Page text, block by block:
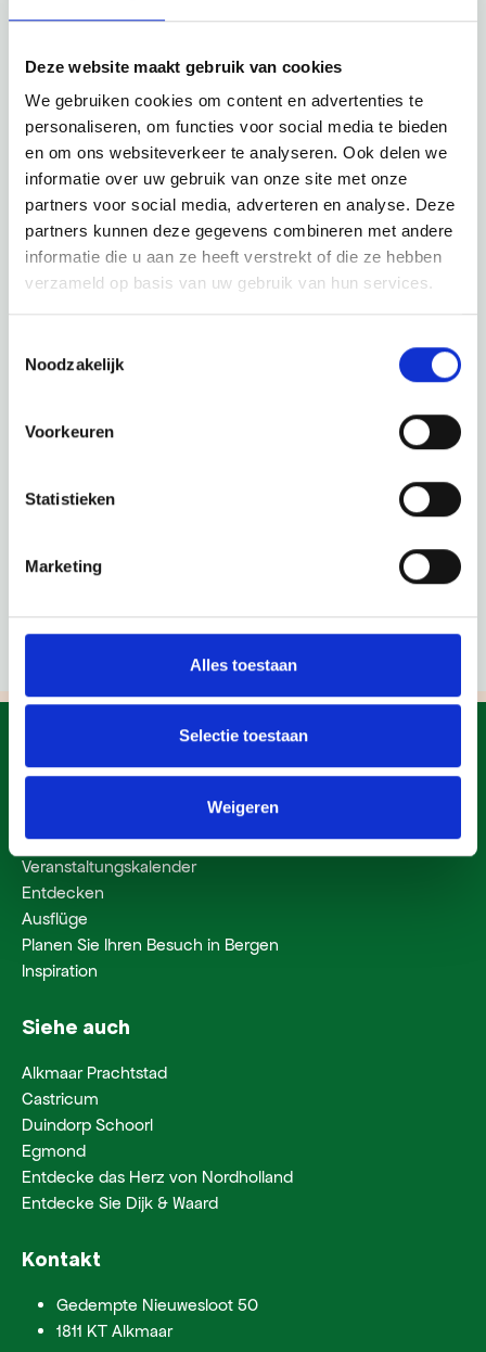
Deze website maakt gebruik van cookies
We gebruiken cookies om content en advertenties te
personaliseren, om functies voor social media te bieden
en om ons websiteverkeer te analyseren. Ook delen we
informatie over uw gebruik van onze site met onze
partners voor social media, adverteren en analyse. Deze
partners kunnen deze gegevens combineren met andere
informatie die u aan ze heeft verstrekt of die ze hebben
verzameld op basis van uw gebruik van hun services.
Noodzakelijk
Voorkeuren
Statistieken
Marketing
Alles toestaan
Selectie toestaan
Weigeren
Schau auch mal
Entdecke den Rest der Region! Schau dir die anderen
Websites an, um zu sehen, was diese wunderschöne
Umgebung noch zu bieten hat.
Veranstaltungskalender
Entdecken
Ausflüge
Planen Sie Ihren Besuch in Bergen
Inspiration
Siehe auch
Alkmaar Prachtstad
Castricum
Duindorp Schoorl
Egmond
Entdecke das Herz von Nordholland
Entdecke Sie Dijk & Waard
Kontakt
Gedempte Nieuwesloot 50
1811 KT Alkmaar